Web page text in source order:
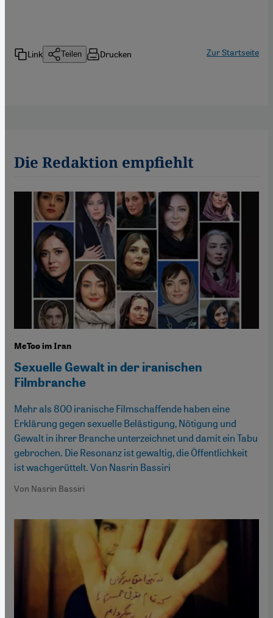
Link Teilen Drucken Zur Startseite
Die Redaktion empfiehlt
MeToo im Iran
Sexuelle Gewalt in der iranischen
Filmbranche
Mehr als 800 iranische Filmschaffende haben eine
Erklärung gegen sexuelle Belästigung, Nötigung und
Gewalt in ihrer Branche unterzeichnet und damit ein Tabu
gebrochen. Die Resonanz ist gewaltig, die Öffentlichkeit
ist wachgerüttelt. Von Nasrin Bassiri
Von Nasrin Bassiri